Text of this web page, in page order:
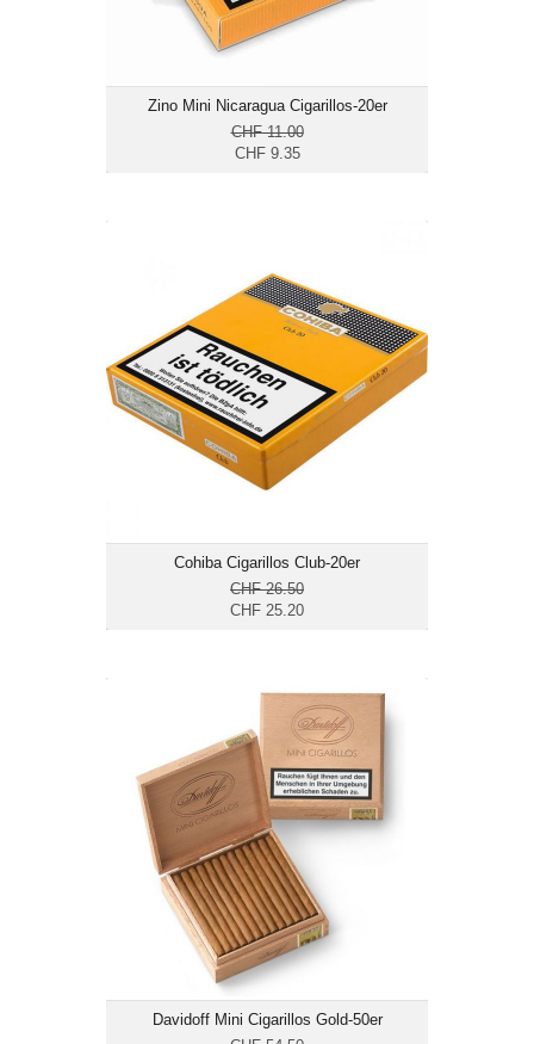
Zino Mini Nicaragua Cigarillos-20er
CHF 11.00
CHF 9.35
Cohiba Cigarillos Club-20er
CHF 26.50
CHF 25.20
CHF 25.20
Format: Cigarillo
Ringmass: 25
Länge: 10
mittelkräftig
Davidoff Mini Cigarillos Gold-50er
Davidoff Mini Cigarillos Gold-50er
CHF 44.15
Format: Cigarillo
Ringmass: 20
Länge: 8.7
mild bis mittelkräftig